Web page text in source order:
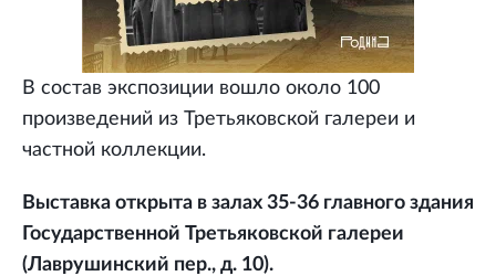
В состав экспозиции вошло около 100
произведений из Третьяковской галереи и
частной коллекции.
Выставка открыта в залах 35-36 главного здания
Государственной Третьяковской галереи
(Лаврушинский пер., д. 10).